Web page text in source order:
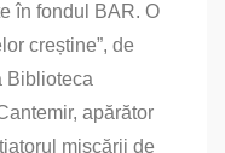
în fondul BAR. O
creștine”, de
Biblioteca
apărător
mișcării de